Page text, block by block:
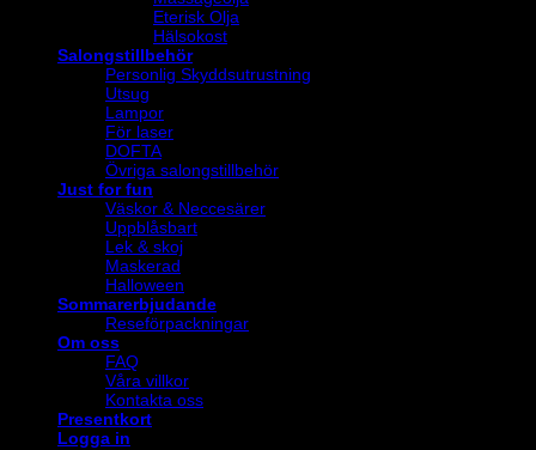
Eterisk Olja
Hälsokost
Salongstillbehör
Personlig Skyddsutrustning
Utsug
Lampor
För laser
DOFTA
Övriga salongstillbehör
Just for fun
Väskor & Neccesärer
Uppblåsbart
Lek & skoj
Maskerad
Halloween
Sommarerbjudande
Reseförpackningar
Om oss
FAQ
Våra villkor
Kontakta oss
Presentkort
Logga in